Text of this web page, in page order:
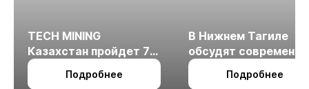
TECH MINING
Казахстан пройдет 7
октября в Алматы
Подробнее
В Нижнем Тагиле
обсудят
технологии
измельчения
Подробнее